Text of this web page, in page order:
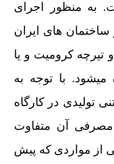
به منظور اجرای
های ایران
و تیرچه کرومیت و یا
میشود. با توجه به
تولیدی در کارگاه
مصرفی آن متفاوت
از مواردی که پیش